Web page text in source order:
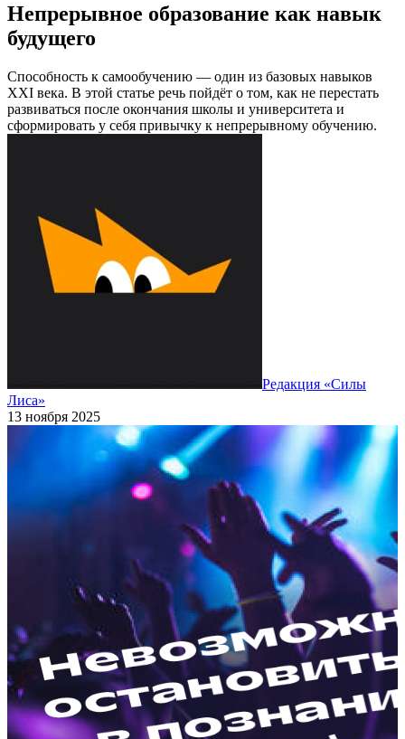
Непрерывное образование как навык
будущего
Способность к самообучению — один из базовых навыков
XXI века. В этой статье речь пойдёт о том, как не перестать
развиваться после окончания школы и университета и
сформировать у себя привычку к непрерывному обучению.
Редакция «Силы
Лиса»
13 ноября 2025